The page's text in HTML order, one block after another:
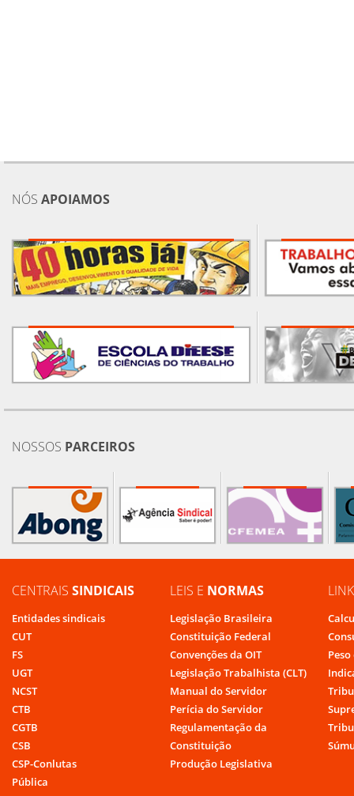
NÓS APOIAMOS
NOSSOS PARCEIROS
CENTRAIS SINDICAIS
Entidades sindicais
CUT
FS
UGT
NCST
CTB
CGTB
CSB
CSP-Conlutas
Pública
LEIS E NORMAS
Legislação Brasileira
Constituição Federal
Convenções da OIT
Legislação Trabalhista (CLT)
Manual do Servidor
Perícia do Servidor
Regulamentação da
Constituição
Produção Legislativa